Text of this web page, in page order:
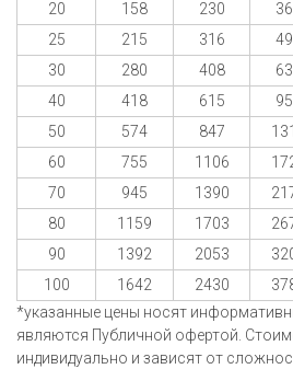
20
158 230
25
215 316
30
280 408
40
418 615
50
574 847
60
755 1106
70
945 1390
80
1159 1703
90
1392 2053
100
1642 2430
*указанные цены носят
являются Публичной офертой.
индивидуально и зависят от